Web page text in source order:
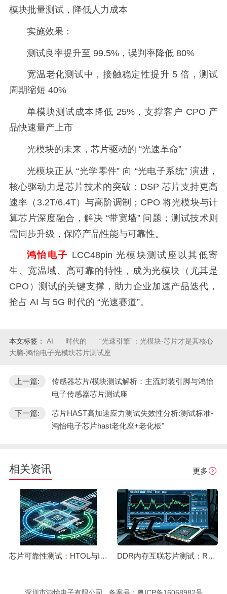
模块批量测试，降低人力成本
实施效果：
测试良率提升至 99.5%，误判率降低 80%
宽温老化测试中，接触稳定性提升 5 倍，测试
周期缩短 40%
单模块测试成本降低 25%，支撑客户 CPO 产
品快速量产上市
光模块的未来，芯片驱动的 “光速革命”
光模块正从 “光学零件” 向 “光电子系统” 演进，
核心驱动力是芯片技术的突破：DSP 芯片支持更高
速率（3.2T/6.4T）与高阶调制；CPO 将光模块与计
算芯片深度融合，解决 “带宽墙” 问题；测试技术则
需同步升级，保障产品性能与可靠性。
鸿怡电子 LCC48pin 光模块测试座以其低寄
生、宽温域、高可靠的特性，成为光模块（尤其是
CPO）测试的关键支撑，助力企业加速产品迭代，
抢占 AI 与 5G 时代的 “光速赛道”。
本文标签： AI 时代的
“光速引擎”：光模块-芯片才是其核心
大脑-鸿怡电子光模块芯片测试座
上一篇:
传感器芯片/模块测试解析：主流封装引脚与鸿怡
电子传感器芯片测试座
下一篇:
芯片HAST高加速应力测试失效性分析:测试标准-
鸿怡电子芯片hast老化座+老化板"
相关资讯 更多
芯片可靠性测试：HTOL与ITC独立温控，鸿怡电子芯片老化座工程师带您了解两种完全不同的老化测试方式 DDR内存互联芯片测试：RCD/DB与MRCD/MDB引脚参数及鸿怡电子芯片测试座工程应用